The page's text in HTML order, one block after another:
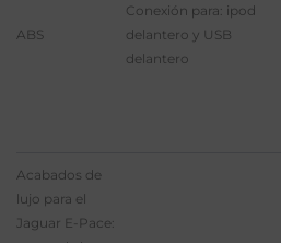
ABS
Conexión para: ipod
delantero y USB
delantero
Acabados de
lujo para el
Jaguar E-Pace: